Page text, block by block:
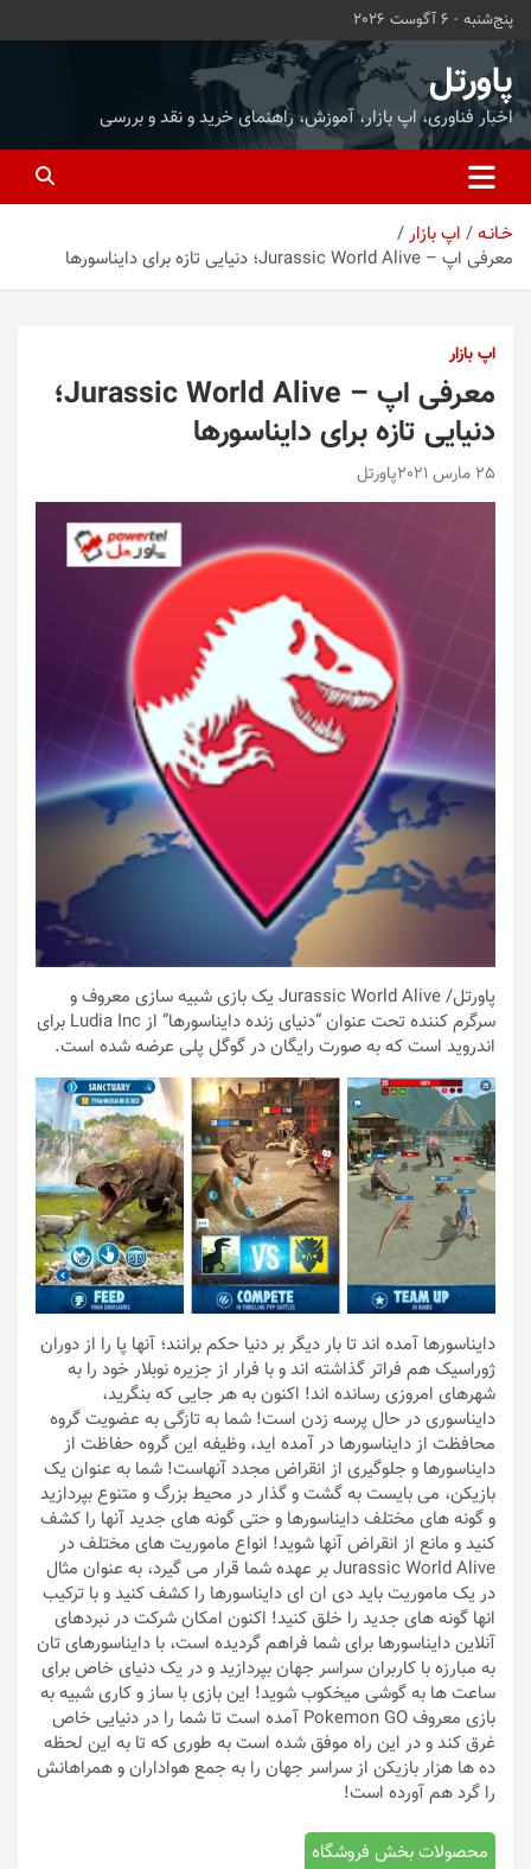
محتوا
بروید
پنج‌شنبه - 6 آگوست 2026
پاورتل
اخبار فناوری، اپ بازار، آموزش، راهنمای خرید و نقد و بررسی
خـانـه
اپ بازار
معرفی اپ – Jurassic World Alive؛ دنیایی تازه برای دایناسورها
اپ بازار
معرفی اپ – Jurassic World Alive؛
دنیایی تازه برای دایناسورها
25 مارس 2021 پاورتل
پاورتل
/ Jurassic World Alive یک بازی شبیه سازی معروف و
سرگرم کننده تحت عنوان “دنیای زنده دایناسورها” از Ludia Inc برای
اندروید است که به صورت رایگان در گوگل پلی عرضه شده است.
دایناسورها آمده اند تا بار دیگر بر دنیا حکم برانند؛ آنها پا را از دوران
ژوراسیک هم فراتر گذاشته اند و با فرار از جزیره نوبلار خود را به
شهرهای امروزی رسانده اند! اکنون به هر جایی که بنگرید،
دایناسوری در حال پرسه زدن است! شما به تازگی به عضویت گروه
محافظت از دایناسورها در آمده اید، وظیفه این گروه حفاظت از
دایناسورها و جلوگیری از انقراض مجدد آنهاست! شما به عنوان یک
بازیکن، می بایست به گشت و گذار در محیط بزرگ و متنوع بپردازید
و گونه های مختلف دایناسورها و حتی گونه های جدید آنها را کشف
کنید و مانع از انقراض آنها شوید! انواع ماموریت های مختلف در
Jurassic World Alive بر عهده شما قرار می گیرد، به عنوان مثال
در یک ماموریت باید دی ان ای دایناسورها را کشف کنید و با ترکیب
انها گونه های جدید را خلق کنید! اکنون امکان شرکت در نبردهای
آنلاین دایناسورها برای شما فراهم گردیده است، با دایناسورهای تان
به مبارزه با کاربران سراسر جهان بپردازید و در یک دنیای خاص برای
ساعت ها به گوشی میخکوب شوید! این بازی با ساز و کاری شبیه به
بازی معروف Pokemon GO آمده است تا شما را در دنیایی خاص
غرق کند و در این راه موفق شده است به طوری که تا به این لحظه
ده ها هزار بازیکن از سراسر جهان را به جمع هواداران و همراهانش
را گرد هم آورده است!
محصولات بخش فروشگاه